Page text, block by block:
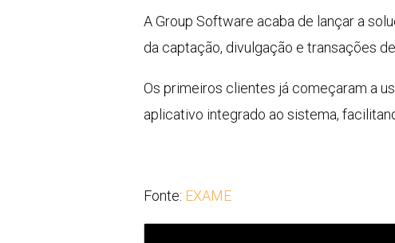
A Group Software acaba de lançar a
da captação, divulgação e transações
Os primeiros clientes já começaram a
aplicativo integrado ao sistema,
Fonte: EXAME